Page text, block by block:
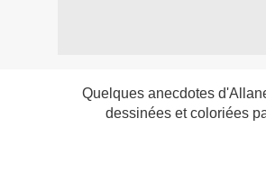
Quelques anecdotes
dessinées et coloriées